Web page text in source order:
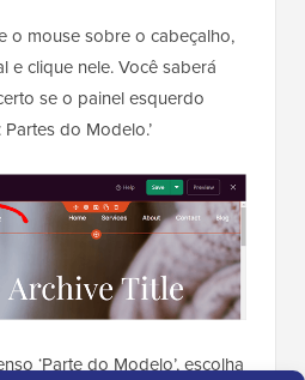
o mouse sobre o cabeçalho,
e clique nele. Você saberá
se o painel esquerdo
do Modelo.’
‘Parte do Modelo’, escolha